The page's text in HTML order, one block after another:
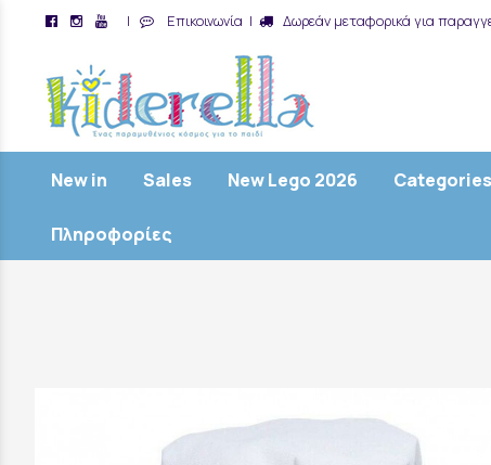
| Επικοινωνία | Δωρεάν μεταφορικά για
New in Sales New Lego 2026 Categories
Πληροφορίες